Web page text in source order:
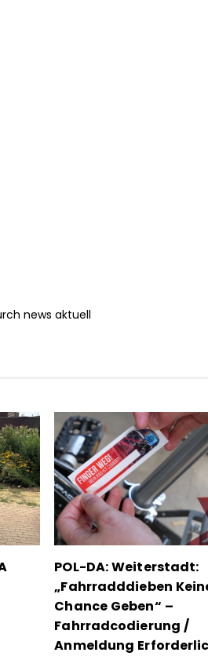
news aktuell
POL-DA: Weiterstadt:
„Fahrradddieben
Chance Geben“ –
Fahrradcodierung /
Anmeldung